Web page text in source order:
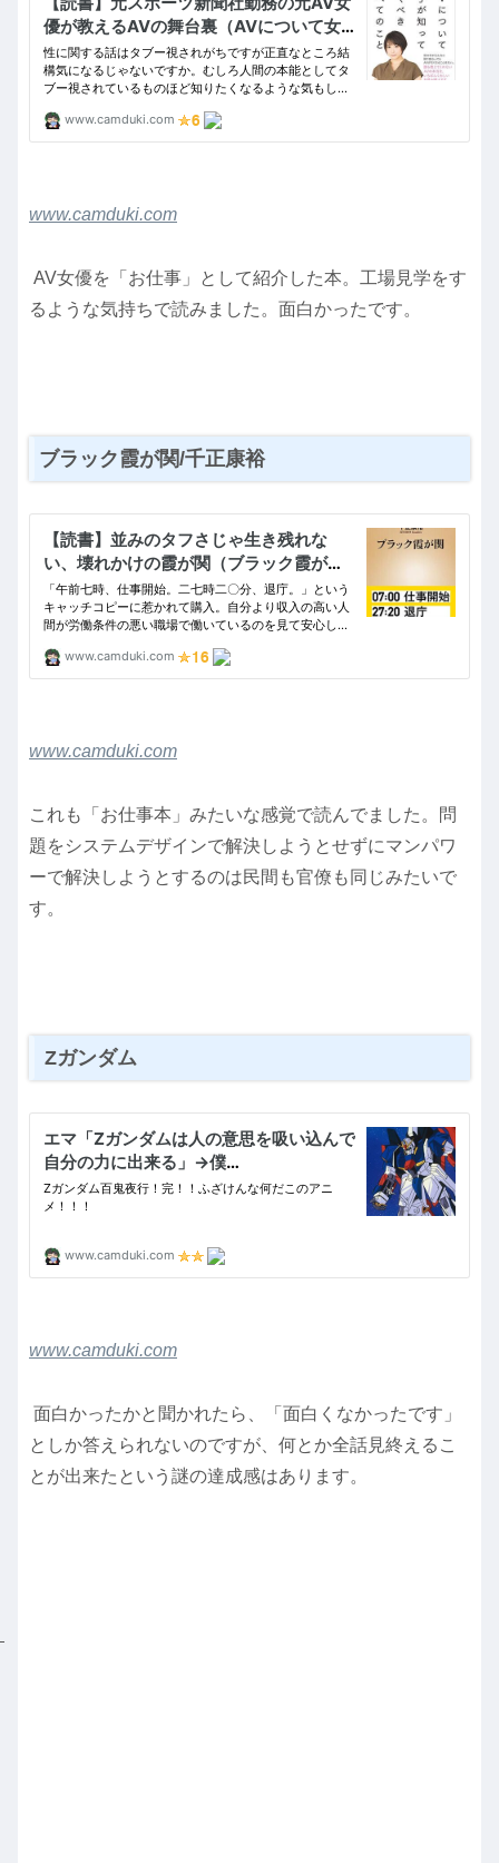
www.camduki.com
AV女優を「お仕事」として紹介した本。工場見学をす
るような気持ちで読みました。面白かったです。
ブラック霞が関/千正康裕
www.camduki.com
これも「お仕事本」みたいな感覚で読んでました。問
題をシステムデザインで解決しようとせずにマンパワ
ーで解決しようとするのは民間も官僚も同じみたいで
す。
Zガンダム
www.camduki.com
面白かったかと聞かれたら、「面白くなかったです」
としか答えられないのですが、何とか全話見終えるこ
とが出来たという謎の達成感はあります。